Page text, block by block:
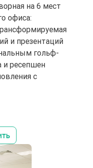
на 6 мест
офиса:
и презентаций
гольф-
и ресепшен
с